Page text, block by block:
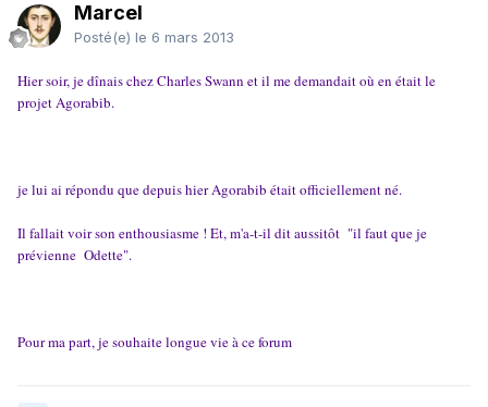
Marcel
Posté(e) le 6 mars 2013
Hier soir, je dînais chez Charles Swann et il me demandait où en était le
projet Agorabib.
je lui ai répondu que depuis hier Agorabib était officiellement né.
Il fallait voir son enthousiasme ! Et, m'a-t-il dit aussitôt "il faut que je
prévienne Odette".
Pour ma part, je souhaite longue vie à ce forum